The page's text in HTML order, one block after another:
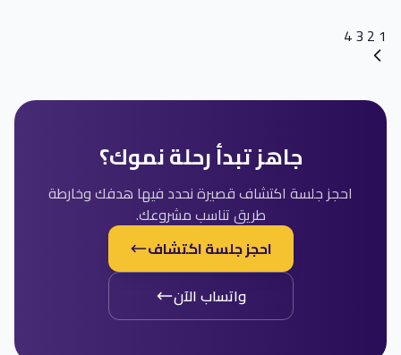
Posts
navigation
1
2
3
4
جاهز تبدأ رحلة نموك؟
احجز جلسة اكتشاف قصيرة نحدد فيها هدفك وخارطة
طريق تناسب مشروعك.
احجز جلسة اكتشاف
واتساب الآن